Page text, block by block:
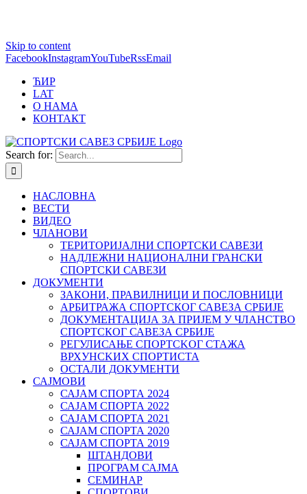
Skip to content
FacebookInstagramYouTubeRssEmail
ЋИР
LAT
О НАМА
КОНТАКТ
Search for:
НАСЛОВНА
ВЕСТИ
ВИДЕО
ЧЛАНОВИ
ТЕРИТОРИЈАЛНИ СПОРТСКИ САВЕЗИ
НАДЛЕЖНИ НАЦИОНАЛНИ ГРАНСКИ
СПОРТСКИ САВЕЗИ
ДОКУМЕНТИ
ЗАКОНИ, ПРАВИЛНИЦИ И ПОСЛОВНИЦИ
АРБИТРАЖА СПОРТСКОГ САВЕЗА СРБИЈЕ
ДОКУМЕНТАЦИЈА ЗА ПРИЈЕМ У ЧЛАНСТВО
СПОРТСКОГ САВЕЗА СРБИЈЕ
РЕГУЛИСАЊЕ СПОРТСKОГ СТАЖА
ВРХУНСKИХ СПОРТИСТА
ОСТАЛИ ДОКУМЕНТИ
САЈМОВИ
САЈАМ СПОРТА 2024
САЈАМ СПОРТА 2022
САЈАМ СПОРТА 2021
САЈАМ СПОРТА 2020
САЈАМ СПОРТА 2019
ШТАНДОВИ
ПРОГРАМ САЈМА
СЕМИНАР